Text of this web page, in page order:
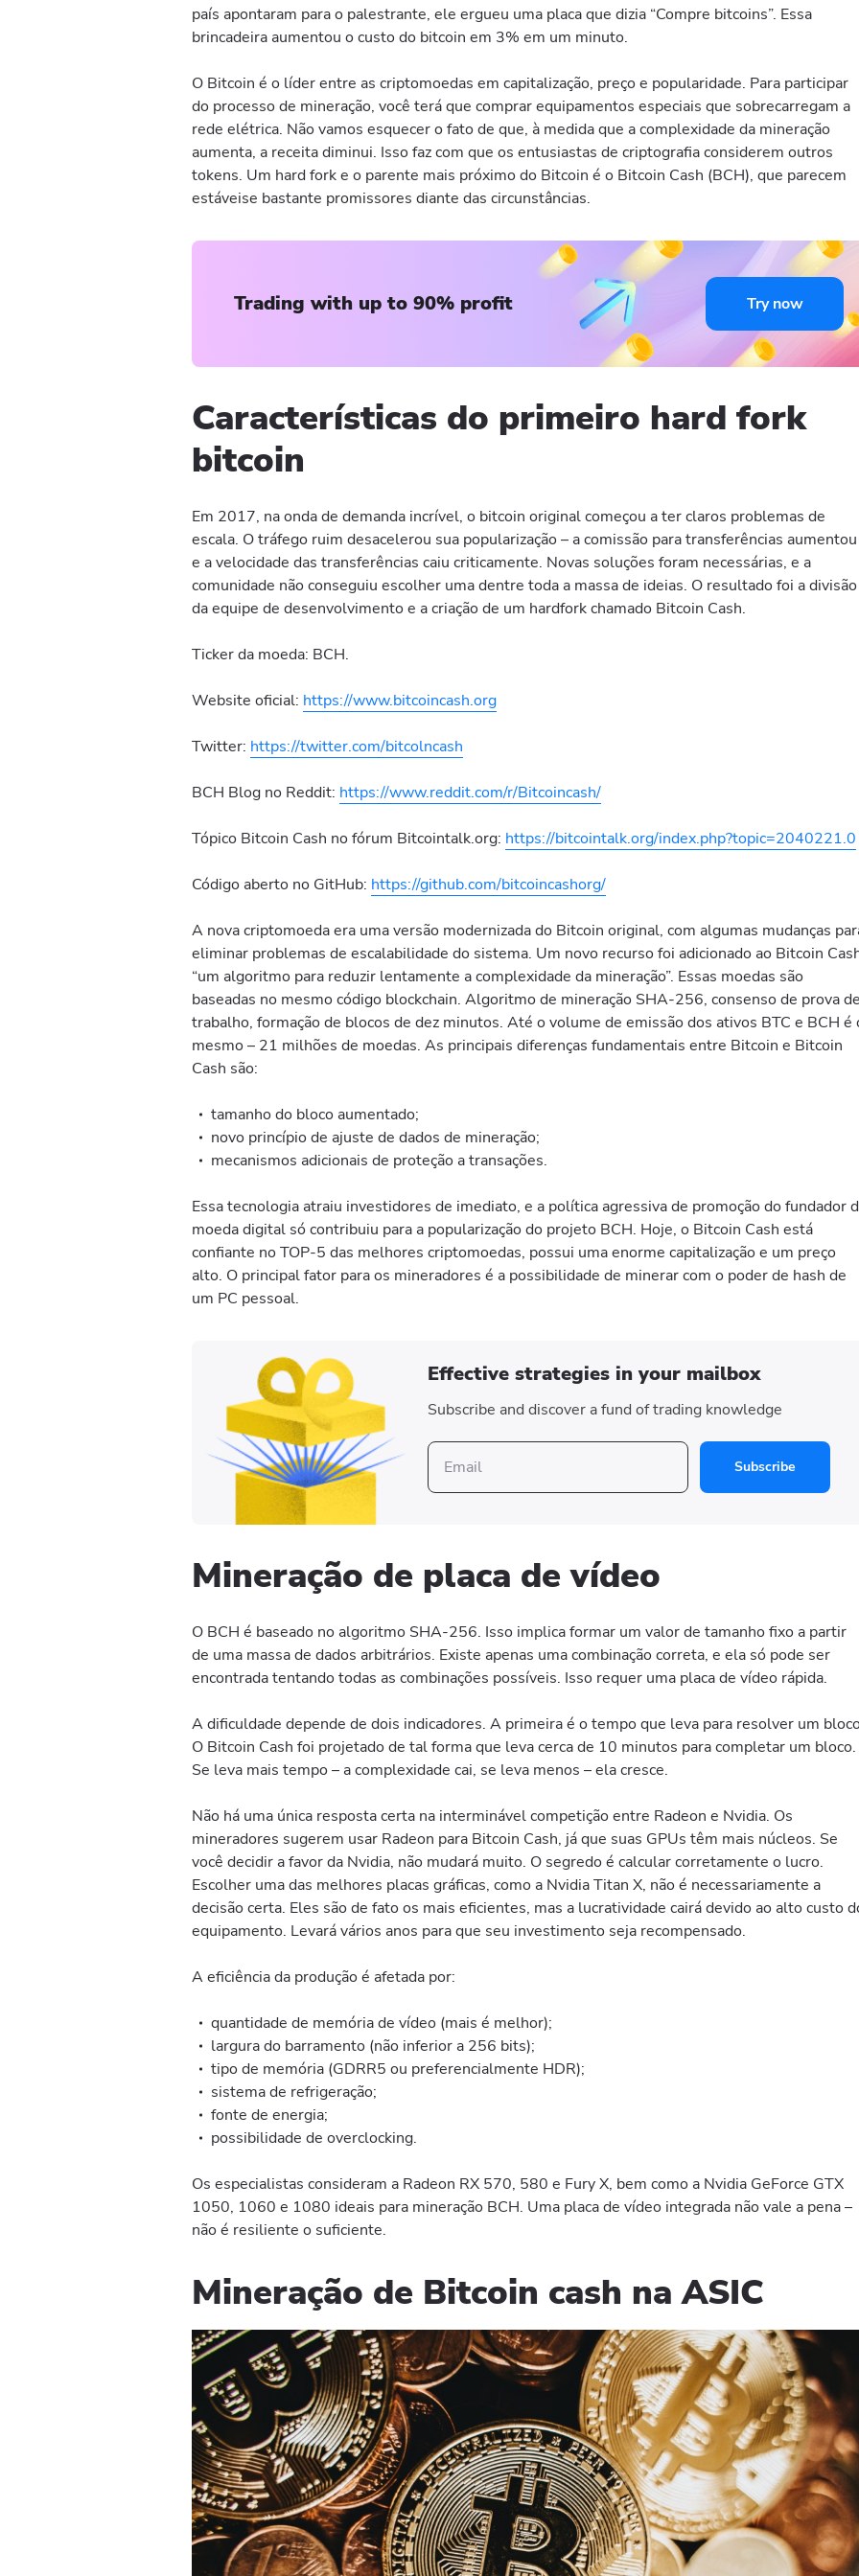
país apontaram para o palestrante, ele ergueu uma placa que dizia “Compre bitcoins”. Essa
brincadeira aumentou o custo do bitcoin em 3% em um minuto.
O Bitcoin é o líder entre as criptomoedas em capitalização, preço e popularidade. Para participar
do processo de mineração, você terá que comprar equipamentos especiais que sobrecarregam a
rede elétrica. Não vamos esquecer o fato de que, à medida que a complexidade da mineração
aumenta, a receita diminui. Isso faz com que os entusiastas de criptografia considerem outros
tokens. Um hard fork e o parente mais próximo do Bitcoin é o Bitcoin Cash (BCH), que parecem
estáveise bastante promissores diante das circunstâncias.
Trading with up to 90% profit Try now
Características do primeiro hard fork
bitcoin
Em 2017, na onda de demanda incrível, o bitcoin original começou a ter claros problemas de
escala. O tráfego ruim desacelerou sua popularização – a comissão para transferências aumentou
e a velocidade das transferências caiu criticamente. Novas soluções foram necessárias, e a
comunidade não conseguiu escolher uma dentre toda a massa de ideias. O resultado foi a divisão
da equipe de desenvolvimento e a criação de um hardfork chamado Bitcoin Cash.
Ticker da moeda: BCH.
Website oficial: https://www.bitcoincash.org
Twitter: https://twitter.com/bitcolncash
BCH Blog no Reddit: https://www.reddit.com/r/Bitcoincash/
Tópico Bitcoin Cash no fórum Bitcointalk.org: https://bitcointalk.org/index.php?topic=2040221.0
Código aberto no GitHub: https://github.com/bitcoincashorg/
A nova criptomoeda era uma versão modernizada do Bitcoin original, com algumas mudanças
eliminar problemas de escalabilidade do sistema. Um novo recurso foi adicionado ao Bitcoin
“um algoritmo para reduzir lentamente a complexidade da mineração”. Essas moedas são
baseadas no mesmo código blockchain. Algoritmo de mineração SHA-256, consenso de prova de
trabalho, formação de blocos de dez minutos. Até o volume de emissão dos ativos BTC e BCH é
mesmo – 21 milhões de moedas. As principais diferenças fundamentais entre Bitcoin e Bitcoin
Cash são:
tamanho do bloco aumentado;
novo princípio de ajuste de dados de mineração;
mecanismos adicionais de proteção a transações.
Essa tecnologia atraiu investidores de imediato, e a política agressiva de promoção do fundador
moeda digital só contribuiu para a popularização do projeto BCH. Hoje, o Bitcoin Cash está
confiante no TOP-5 das melhores criptomoedas, possui uma enorme capitalização e um preço
alto. O principal fator para os mineradores é a possibilidade de minerar com o poder de hash de
um PC pessoal.
Effective strategies in your mailbox
Subscribe and discover a fund of trading knowledge
Subscribe
Mineração de placa de vídeo
O BCH é baseado no algoritmo SHA-256. Isso implica formar um valor de tamanho fixo a partir
de uma massa de dados arbitrários. Existe apenas uma combinação correta, e ela só pode ser
encontrada tentando todas as combinações possíveis. Isso requer uma placa de vídeo rápida.
A dificuldade depende de dois indicadores. A primeira é o tempo que leva para resolver um
O Bitcoin Cash foi projetado de tal forma que leva cerca de 10 minutos para completar um bloco.
Se leva mais tempo – a complexidade cai, se leva menos – ela cresce.
Não há uma única resposta certa na interminável competição entre Radeon e Nvidia. Os
mineradores sugerem usar Radeon para Bitcoin Cash, já que suas GPUs têm mais núcleos. Se
você decidir a favor da Nvidia, não mudará muito. O segredo é calcular corretamente o lucro.
Escolher uma das melhores placas gráficas, como a Nvidia Titan X, não é necessariamente a
decisão certa. Eles são de fato os mais eficientes, mas a lucratividade cairá devido ao alto custo
equipamento. Levará vários anos para que seu investimento seja recompensado.
A eficiência da produção é afetada por:
quantidade de memória de vídeo (mais é melhor);
largura do barramento (não inferior a 256 bits);
tipo de memória (GDRR5 ou preferencialmente HDR);
sistema de refrigeração;
fonte de energia;
possibilidade de overclocking.
Os especialistas consideram a Radeon RX 570, 580 e Fury X, bem como a Nvidia GeForce GTX
1050, 1060 e 1080 ideais para mineração BCH. Uma placa de vídeo integrada não vale a pena –
não é resiliente o suficiente.
Mineração de Bitcoin cash na ASIC